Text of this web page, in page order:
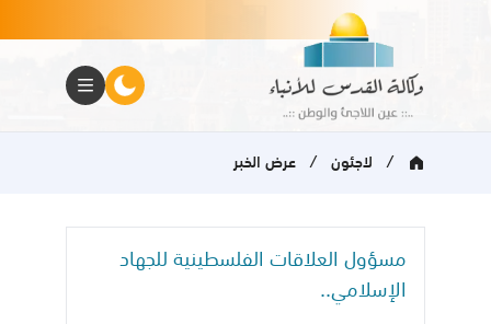
/ لاجئون / عرض الخبر
مسؤول العلاقات الفلسطينية للجهاد
الإسلامي..